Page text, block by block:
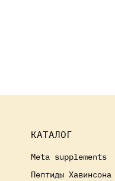
КАТАЛОГ
Meta supplements
Пептиды Хавинсона